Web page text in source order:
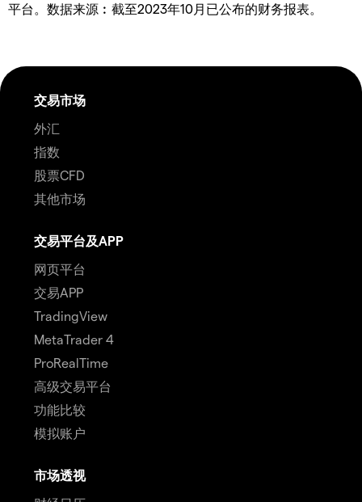
平台。数据来源︰截至2023年10月已公布的财务报表。
交易市场
外汇
指数
股票CFD
其他市场
交易平台及APP
网页平台
交易APP
TradingView
MetaTrader 4
ProRealTime
高级交易平台
功能比较
模拟账户
市场透视